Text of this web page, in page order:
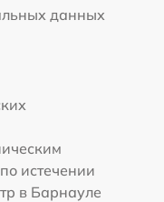
данных
истечении
в Барнауле